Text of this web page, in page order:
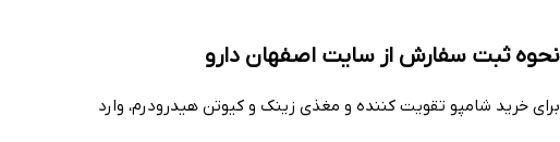
نحوه ثبت سفارش از سایت اصفهان دارو
برای خرید شامپو تقویت کننده و مغذی زینک و کیوتن هیدرودرم، وارد